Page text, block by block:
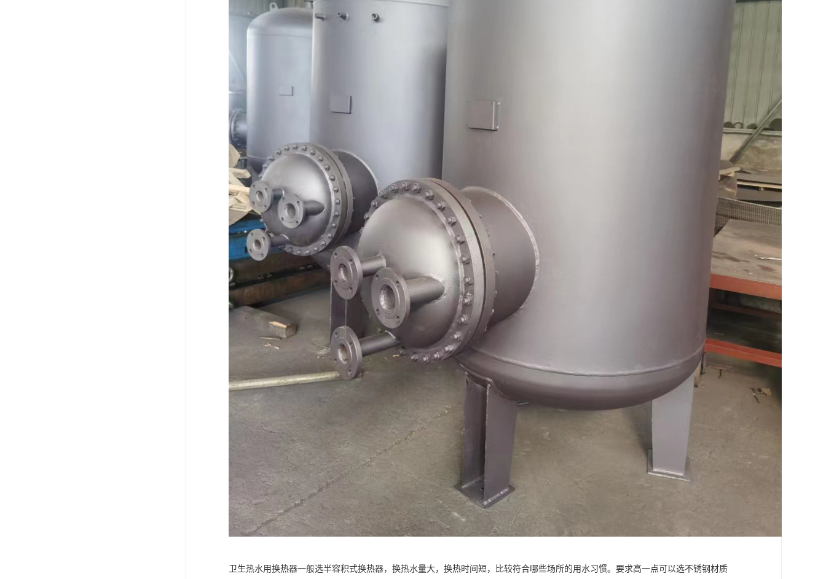
卫生热水用换热器一般选半容积式换热器，换热水量大，换热时间短，比较符合哪些场所的用水习惯。要求高一点可以选不锈钢材质